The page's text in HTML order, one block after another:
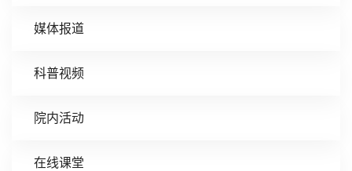
媒体报道
科普视频
院内活动
在线课堂